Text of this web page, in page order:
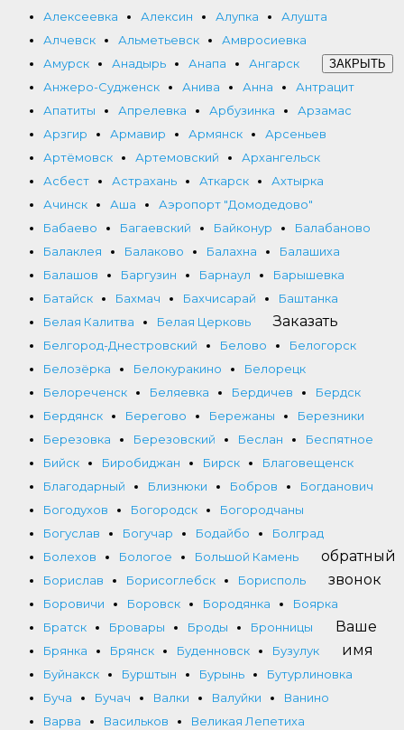
Алексеевка
Алексин Алупка
Алушта
Алчевск
Альметьевск
Амвросиевка
Амурск
Анадырь Анапа
Ангарск
Анжеро-Судженск
Анива Анна
Антрацит
Апатиты
Апрелевка Арбузинка
Арзамас
Арзгир
Армавир Армянск
Арсеньев
Артёмовск
Артемовский
Архангельск
Асбест
Астрахань Аткарск
Ахтырка
Ачинск
Аша
Аэропорт "Домодедово"
Бабаево
Багаевский Байконур
Балабаново
Балаклея
Балаково Балахна
Балашиха
Балашов
Баргузин Барнаул
Барышевка
Батайск
Бахмач Бахчисарай
Баштанка
Белая Калитва
Белая Церковь
Белгород-Днестровский
Белово
Белогорск
Белозёрка
Белокуракино
Белорецк
Белореченск
Беляевка Бердичев
Бердск
Бердянск
Берегово Бережаны
Березники
Березовка
Березовский Беслан
Беспятное
Бийск
Биробиджан Бирск
Благовещенск
Благодарный
Близнюки Бобров
Богданович
Богодухов
Богородск
Богородчаны
Богуслав
Богучар Бодайбо
Болград
Болехов
Бологое
Большой Камень
Борислав
Борисоглебск
Борисполь
Боровичи
Боровск Бородянка
Боярка
Братск
Бровары Броды
Бронницы
Брянка
Брянск Буденновск
Бузулук
Буйнакск
Бурштын Бурынь
Бутурлиновка
Буча
Бучач Валки Валуйки
Ванино
Варва
Васильков
Великая Лепетиха
ЗАКРЫТЬ
Заказать
обратный
звонок
Ваше
имя